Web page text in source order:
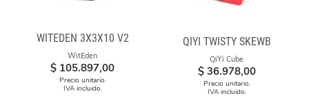
WITEDEN 3X3X10 V2
WitEden
$ 105.897,00
Precio unitario.
IVA incluido.
QIYI TWISTY SKEWB
QiYi Cube
$ 36.978,00
Precio unitario.
IVA incluido.